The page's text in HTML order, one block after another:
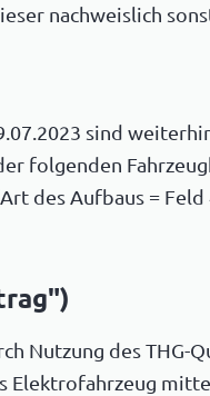
nachweislich
sind
folgenden
des Aufbaus = Feld
Nutzung des THG-
Elektrofahrzeug